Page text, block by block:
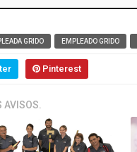
GRIDO EMPLEADO GRIDO
Pinterest